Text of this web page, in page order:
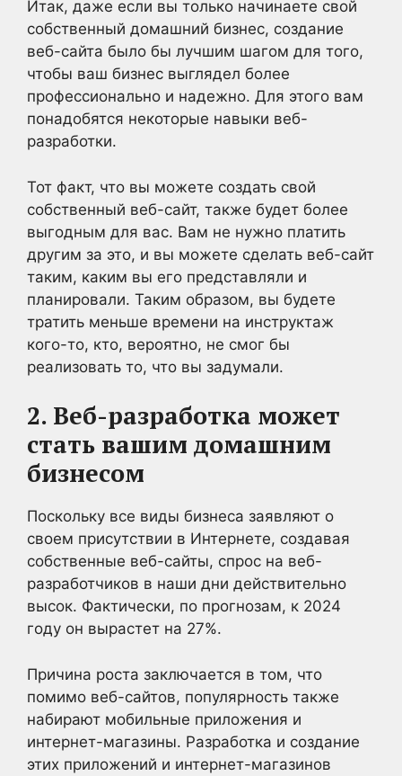
Итак, даже если вы только начинаете свой
собственный домашний бизнес, создание
веб-сайта было бы лучшим шагом для того,
чтобы ваш бизнес выглядел более
профессионально и надежно. Для этого вам
понадобятся некоторые навыки веб-
разработки.
Тот факт, что вы можете создать свой
собственный веб-сайт, также будет более
выгодным для вас. Вам не нужно платить
другим за это, и вы можете сделать веб-сайт
таким, каким вы его представляли и
планировали. Таким образом, вы будете
тратить меньше времени на инструктаж
кого-то, кто, вероятно, не смог бы
реализовать то, что вы задумали.
2. Веб-разработка может
стать вашим домашним
бизнесом
Поскольку все виды бизнеса заявляют о
своем присутствии в Интернете, создавая
собственные веб-сайты, спрос на веб-
разработчиков в наши дни действительно
высок. Фактически, по прогнозам, к 2024
году он вырастет на 27%.
Причина роста заключается в том, что
помимо веб-сайтов, популярность также
набирают мобильные приложения и
интернет-магазины. Разработка и создание
этих приложений и интернет-магазинов